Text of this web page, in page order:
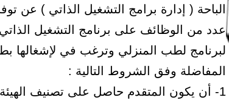
الباحة ( إدارة برامج التشغيل الذاتي ) عن
عدد من الوظائف على برنامج التشغيل الذاتي
لبرنامج لطب المنزلي وترغب في لإشغالها
المفاضلة وفق الشروط التالية :
1- أن يكون المتقدم حاصل على تصنيف الهيئة